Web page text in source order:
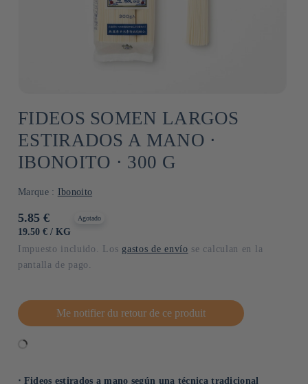
FIDEOS SOMEN LARGOS
ESTIRADOS A MANO ⋅
IBONOITO ⋅ 300 G
Marque : Ibonoito
Precio
habitual
5.85 €
PRECIO
19.50 € / POR
KG
Agotado
Impuesto incluido. Los gastos de envío se calculan en la
pantalla de pago.
Me notifier du retour de ce produit
⋅ Fideos estirados a mano según una técnica tradicional